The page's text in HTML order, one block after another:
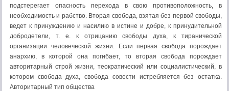
подстерегает опасность перехода в свою противоположность, в
необходимость и рабство. Вторая свобода, взятая без первой свободы,
ведет к принуждению и насилию в истине и добре, к принудительной
добродетели, т. е. к отрицанию свободы духа, к тиранической
организации человеческой жизни. Если первая свобода порождает
анархию, в которой она погибает, то вторая свобода порождает
авторитарный строй жизни, теократический или социалистический, в
котором свобода духа, свобода совести истребляется без остатка.
Авторитарный тип общества